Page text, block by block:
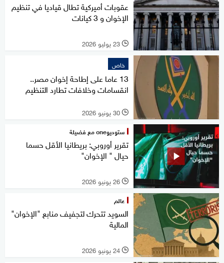
عقوبات أميركية تطال قياديا في تنظيم
الإخوان و 3 كيانات
l 23 يوليو 2026
خاص
13 عاما على إطاحة إخوان مصر..
انقسامات وخلافات تطارد التنظيم
l 30 يونيو 2026
ستوديوone مع فضيلة
تقرير أوروبي: بريطانيا الأقل حسما
حيال " الإخوان"
l 26 يونيو 2026
عالم
السويد تتحرك لتجفيف منابع "الإخوان"
المالية
l 24 يونيو 2026